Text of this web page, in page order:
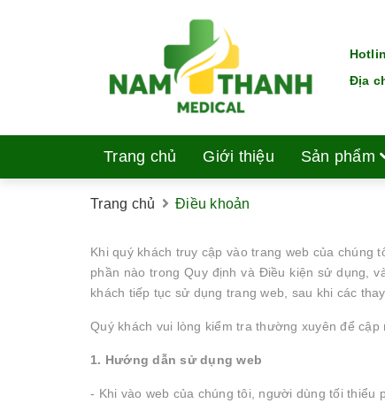
Địa
Trang chủ Giới thiệu Sản phẩm
Trang chủ Điều khoản
Khi quý khách truy cập vào trang web của chúng
phần nào trong Quy định và Điều kiện sử dụng,
khách tiếp tục sử dụng trang web, sau khi các
Quý khách vui lòng kiểm tra thường xuyên để
1. Hướng dẫn sử dụng web
- Khi vào web của chúng tôi, người dùng tối